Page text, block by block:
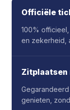
Officiële
100%
en zekerheid,
Zitplaatsen
Gegarandeerd
genieten,